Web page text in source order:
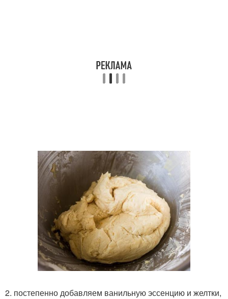
2. постепенно добавляем ванильную эссенцию и желтки,